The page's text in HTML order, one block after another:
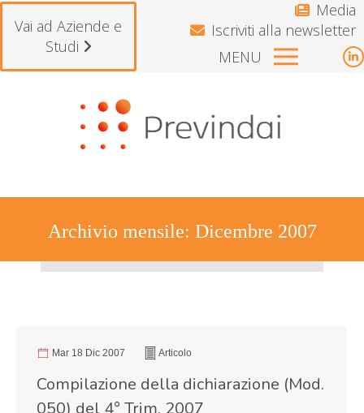
Vai ad Aziende e
Studi
Media
Iscriviti alla newsletter
MENU
Archivio mensile: Dicembre 2007
Mar 18 Dic 2007 Articolo
Compilazione della dichiarazione (Mod.
050) del 4° Trim. 2007
Si avvisano gli iscritti che il Fondo